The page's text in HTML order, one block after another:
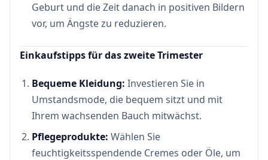
Geburt und die Zeit danach in positiven Bildern
vor, um Ängste zu reduzieren.
Einkaufstipps für das zweite Trimester
Bequeme Kleidung: Investieren Sie in
Umstandsmode, die bequem sitzt und mit
Ihrem wachsenden Bauch mitwächst.
Pflegeprodukte: Wählen Sie
feuchtigkeitsspendende Cremes oder Öle, um